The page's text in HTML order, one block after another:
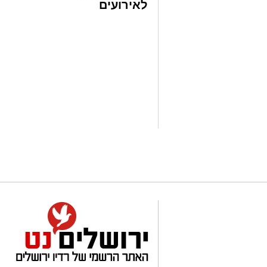
עיריית ירושלים על התמיכה והרוח
שממשיכה לבסס את מעמדה כאירוע
במוקד התחרות יעמדו גם נבחרות
צפויים להשתתף גם במקצים האישיים.
לאירועים